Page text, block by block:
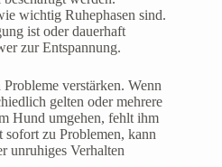
wichtig Ruhephasen sind.
ist oder dauerhaft
zur Entspannung.
verstärken. Wenn
gelten oder mehrere
Hund umgehen, fehlt ihm
zu Problemen, kann
unruhiges Verhalten